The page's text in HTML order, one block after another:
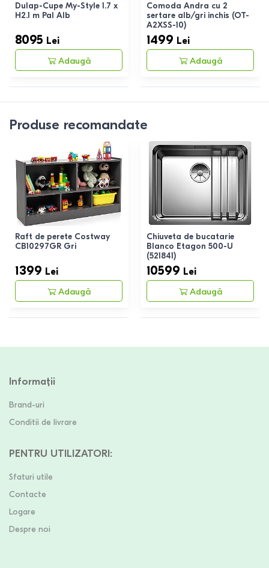
Dulap-Cupe My-Style 1.7 x
H2.1 m Pal Alb
8095 Lei
Adaugă
Comoda Andra cu 2
sertare alb/gri inchis (OT-
A2XSS-10)
1499 Lei
Adaugă
Produse recomandate
Raft de perete Costway
CB10297GR Gri
1399 Lei
Adaugă
Chiuveta de bucatarie
Blanco Etagon 500-U
(521841)
10599 Lei
Adaugă
Informații
Brand-uri
Conditii de livrare
PENTRU UTILIZATORI:
Sfaturi utile
Contacte
Logare
Despre noi